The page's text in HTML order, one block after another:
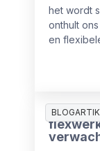
het wordt
onthult
en
direct na
werk/privé.
Hoe